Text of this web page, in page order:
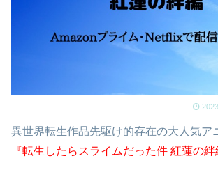
異世界転生作品先駆け的存在の大人気ア
『転生したらスライムだった件 紅蓮の絆